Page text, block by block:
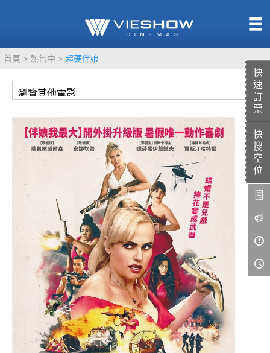
快
速
訂
票
快
搜
空
位
首頁 熱售中 超硬伴娘
TITAN SCREEN
MUCROWN
4DX
VR 演唱會
GOLD CLASS
AD口述影像
LIVE演唱會
影城餐飲
UNICORN
影城公告
影城活動
中獎名單